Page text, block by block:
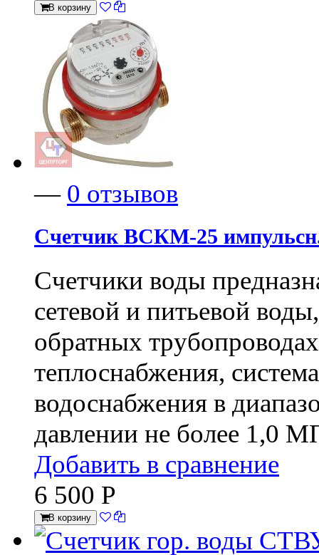
В корзину
— 0 отзывов
Счетчик ВСКМ-25
Счетчики воды
сетевой и питьевой
обратных
теплоснабжения,
водоснабжения в
давлении не более 1,0
Добавить в сравнение
6 500 Р
В корзину